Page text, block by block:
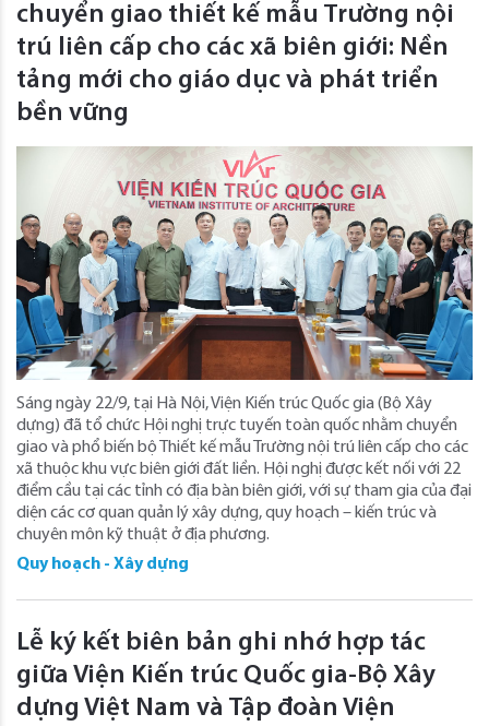
chuyển giao thiết kế mẫu Trường nội
trú liên cấp cho các xã biên giới: Nền
tảng mới cho giáo dục và phát triển
bền vững
Sáng ngày 22/9, tại Hà Nội, Viện Kiến trúc Quốc gia (Bộ Xây
dựng) đã tổ chức Hội nghị trực tuyến toàn quốc nhằm chuyển
giao và phổ biến bộ Thiết kế mẫu Trường nội trú liên cấp cho các
xã thuộc khu vực biên giới đất liền. Hội nghị được kết nối với 22
điểm cầu tại các tỉnh có địa bàn biên giới, với sự tham gia của đại
diện các cơ quan quản lý xây dựng, quy hoạch – kiến trúc và
chuyên môn kỹ thuật ở địa phương.
Quy hoạch - Xây dựng
Lễ ký kết biên bản ghi nhớ hợp tác
giữa Viện Kiến trúc Quốc gia-Bộ Xây
dựng Việt Nam và Tập đoàn Viện